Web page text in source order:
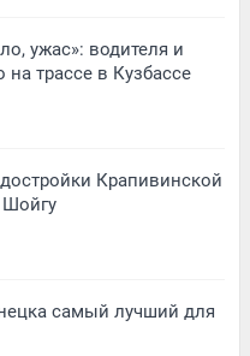
ужас»: водителя и
на трассе в Кузбассе
Крапивинской
самый лучший для